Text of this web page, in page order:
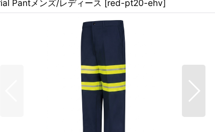
Pantメンズ/レディース [red-pt20-ehv]